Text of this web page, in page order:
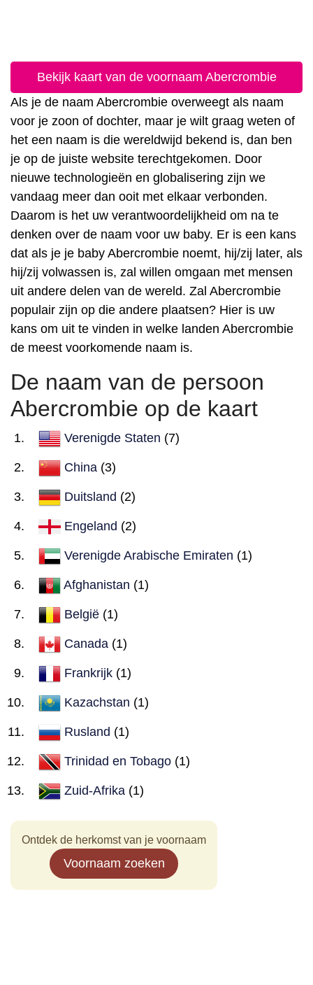
Bekijk kaart van de voornaam Abercrombie
Als je de naam Abercrombie overweegt als naam
voor je zoon of dochter, maar je wilt graag weten of
het een naam is die wereldwijd bekend is, dan ben
je op de juiste website terechtgekomen. Door
nieuwe technologieën en globalisering zijn we
vandaag meer dan ooit met elkaar verbonden.
Daarom is het uw verantwoordelijkheid om na te
denken over de naam voor uw baby. Er is een kans
dat als je je baby Abercrombie noemt, hij/zij later, als
hij/zij volwassen is, zal willen omgaan met mensen
uit andere delen van de wereld. Zal Abercrombie
populair zijn op die andere plaatsen? Hier is uw
kans om uit te vinden in welke landen Abercrombie
de meest voorkomende naam is.
De naam van de persoon
Abercrombie op de kaart
Verenigde Staten (7)
China (3)
Duitsland (2)
Engeland (2)
Verenigde Arabische Emiraten (1)
Afghanistan (1)
België (1)
Canada (1)
Frankrijk (1)
Kazachstan (1)
Rusland (1)
Trinidad en Tobago (1)
Zuid-Afrika (1)
Ontdek de herkomst van je voornaam
Voornaam zoeken